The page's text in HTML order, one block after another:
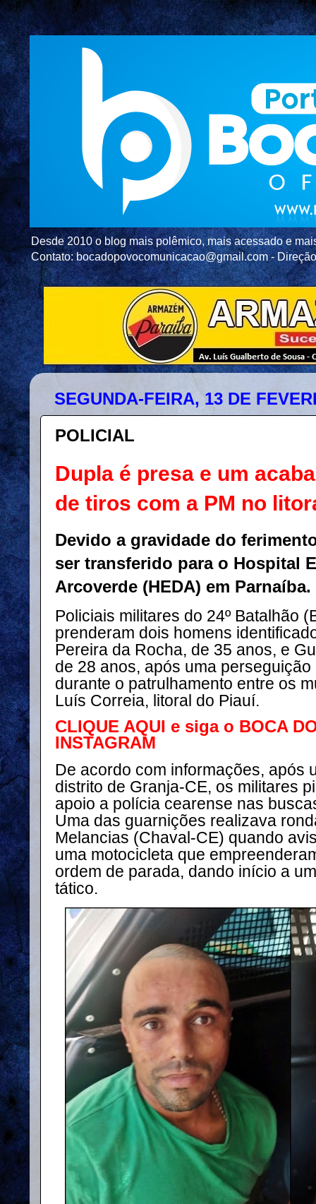
Desde 2010 o blog mais polêmico, mais acessado e
Contato: bocadopovocomunicacao@gmail.com -
SEGUNDA-FEIRA, 13 DE
POLICIAL
Dupla é presa e um
de tiros com a PM no
Devido a gravidade do
ser transferido para o Hospital
Arcoverde (HEDA) em Parnaíba.
Policiais militares do 24º Batalhão
prenderam dois homens
Pereira da Rocha, de 35 anos, e
de 28 anos, após uma
durante o patrulhamento entre os
Luís Correia, litoral do Piauí.
CLIQUE AQUI e siga o BOCA
INSTAGRAM
De acordo com informações, após
distrito de Granja-CE, os militares
apoio a polícia cearense nas
Uma das guarnições realizava
Melancias (Chaval-CE) quando
uma motocicleta que
ordem de parada, dando início a
tático.